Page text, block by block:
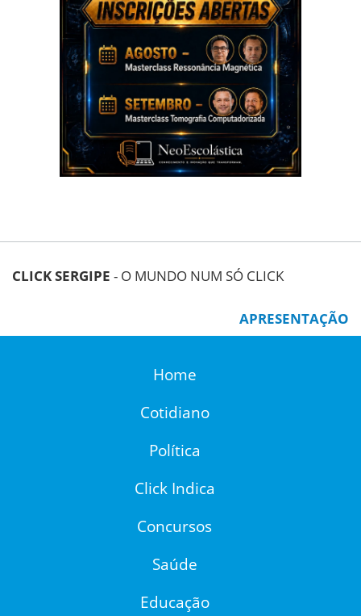
CLICK SERGIPE - O MUNDO NUM SÓ CLICK
APRESENTAÇÃO
Home
Cotidiano
Política
Click Indica
Concursos
Saúde
Educação